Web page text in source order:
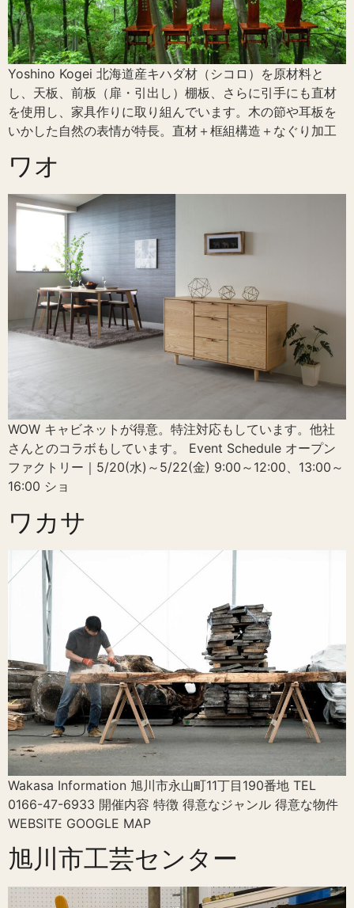
Yoshino Kogei 北海道産キハダ材（シコロ）を原材料と
し、天板、前板（扉・引出し）棚板、さらに引手にも直材
を使用し、家具作りに取り組んでいます。木の節や耳板を
いかした自然の表情が特長。直材＋框組構造＋なぐり加工
ワオ
WOW キャビネットが得意。特注対応もしています。他社
さんとのコラボもしています。 Event Schedule オープン
ファクトリー｜5/20(水)～5/22(金) 9:00～12:00、13:00～
16:00​ ショ
ワカサ
Wakasa Information 旭川市永山町11丁目190番地 TEL
0166-47-6933 開催内容 特徴 得意なジャンル 得意な物件
WEBSITE GOOGLE MAP
旭川市工芸センター